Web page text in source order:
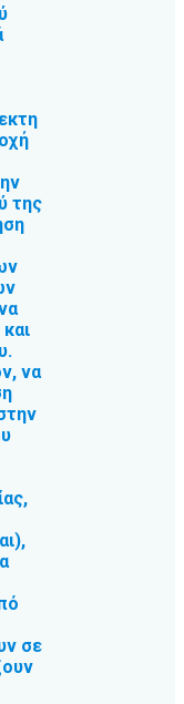
της
να
σε